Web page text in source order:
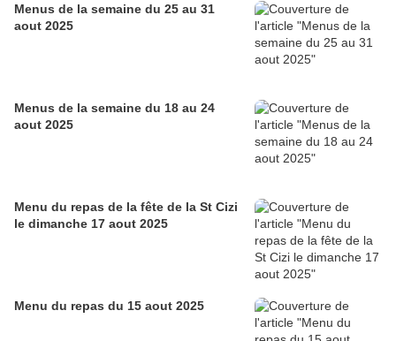
Menus de la semaine du 25 au 31
aout 2025
Menus de la semaine du 18 au 24
aout 2025
Menu du repas de la fête de la St Cizi
le dimanche 17 aout 2025
Menu du repas du 15 aout 2025